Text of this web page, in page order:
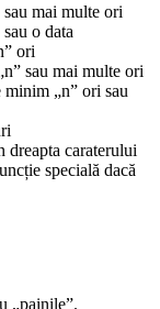
mai multe ori
o data
ori
sau mai multe ori
„n” ori sau
dreapta caraterului
specială dacă
„painile”.